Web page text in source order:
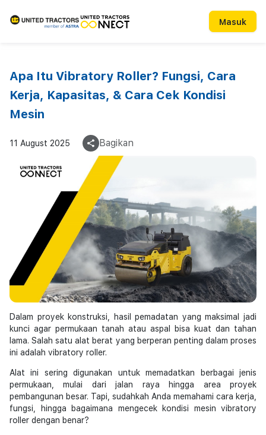
Masuk
Apa Itu Vibratory Roller? Fungsi, Cara
Kerja, Kapasitas, & Cara Cek Kondisi
Mesin
11 August 2025 Bagikan
Dalam proyek konstruksi, hasil pemadatan yang maksimal jadi
kunci agar permukaan tanah atau aspal bisa kuat dan tahan
lama. Salah satu alat berat yang berperan penting dalam proses
ini adalah vibratory roller.
Alat ini sering digunakan untuk memadatkan berbagai jenis
permukaan, mulai dari jalan raya hingga area proyek
pembangunan besar. Tapi, sudahkah Anda memahami cara kerja,
fungsi, hingga bagaimana mengecek kondisi mesin vibratory
roller dengan benar?